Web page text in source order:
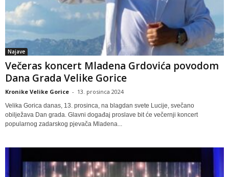
Najave
Večeras koncert Mladena Grdovića povodom
Dana Grada Velike Gorice
Kronike Velike Gorice - 13. prosinca 2024
Velika Gorica danas, 13. prosinca, na blagdan svete Lucije, svečano
obilježava Dan grada. Glavni događaj proslave bit će večernji koncert
popularnog zadarskog pjevača Mladena...